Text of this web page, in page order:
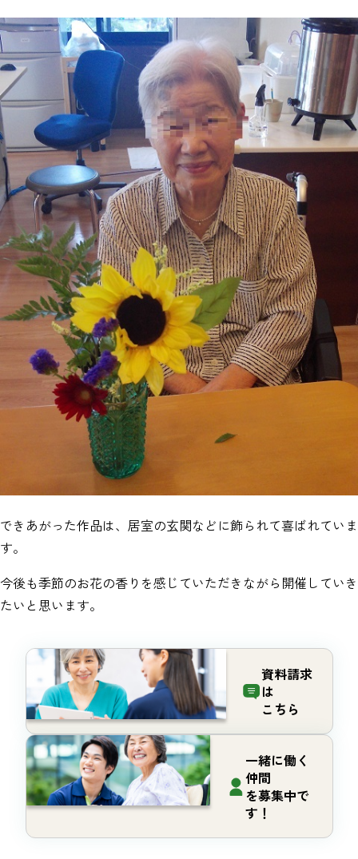
できあがった作品は、居室の玄関などに飾られて喜ばれていま
す。
今後も季節のお花の香りを感じていただきながら開催していき
たいと思います。
資料請求
は
こちら
一緒に働く
仲間
を募集中で
す！